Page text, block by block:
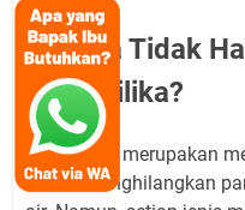
Kenapa Tidak
Pasir Silika?
Pasir silika merupakan
dalam menghilangkan